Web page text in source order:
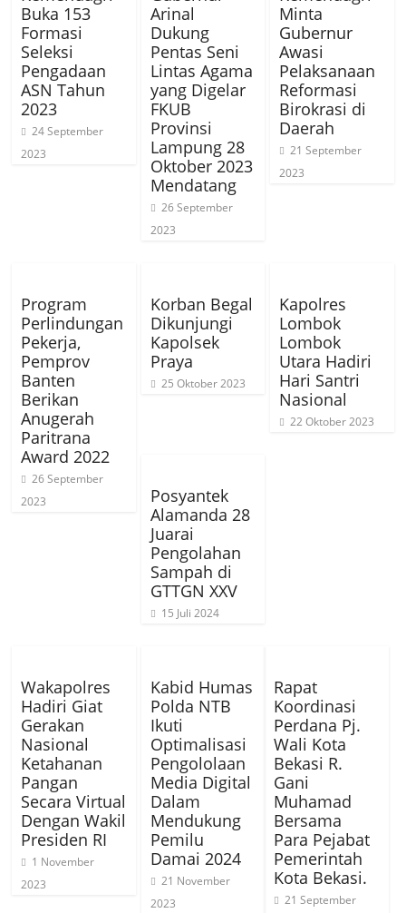
Buka 153
Formasi
Seleksi
Pengadaan
ASN Tahun
2023
24 September
2023
Arinal
Dukung
Pentas Seni
Lintas Agama
yang Digelar
FKUB
Provinsi
Lampung 28
Oktober 2023
Mendatang
26 September
2023
Minta
Gubernur
Awasi
Pelaksanaan
Reformasi
Birokrasi di
Daerah
21 September
2023
Program
Perlindungan
Pekerja,
Pemprov
Banten
Berikan
Anugerah
Paritrana
Award 2022
26 September
2023
Korban Begal
Dikunjungi
Kapolsek
Praya
25 Oktober 2023
Kapolres
Lombok
Lombok
Utara Hadiri
Hari Santri
Nasional
22 Oktober 2023
Posyantek
Alamanda 28
Juarai
Pengolahan
Sampah di
GTTGN XXV
15 Juli 2024
Wakapolres
Hadiri Giat
Gerakan
Nasional
Ketahanan
Pangan
Secara Virtual
Dengan Wakil
Presiden RI
1 November
2023
Kabid Humas
Polda NTB
Ikuti
Optimalisasi
Pengololaan
Media Digital
Dalam
Mendukung
Pemilu
Damai 2024
21 November
2023
Rapat
Koordinasi
Perdana Pj.
Wali Kota
Bekasi R.
Gani
Muhamad
Bersama
Para Pejabat
Pemerintah
Kota Bekasi.
21 September